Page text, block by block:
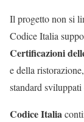
Il progetto non si
Codice Italia
Certificazioni
e della
standard
Codice Italia